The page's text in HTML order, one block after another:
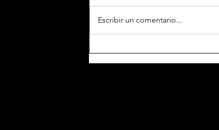
Escribir un comentario...